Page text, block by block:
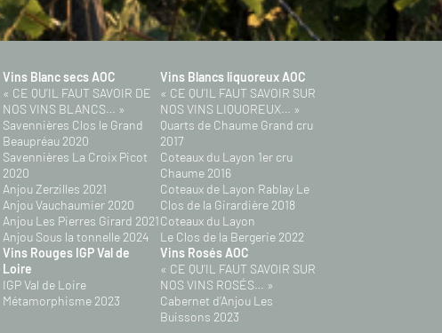
Vins Blanc secs AOC
« CE QU’IL FAUT SAVOIR DE
NOS VINS BLANCS… »
Savennières Clos le Grand
Beaupréau 2020
Savennières La Croix Picot
2020
Anjou Zerzilles 2021
Anjou Vauchaumier 2020
Anjou Les Pierres Girard 2021
Anjou Sous la tonnelle 2024
Vins Blancs liquoreux AOC
« CE QU’IL FAUT SAVOIR SUR
NOS VINS LIQUOREUX… »
Quarts de Chaume Grand cru
2017
Coteaux du Layon 1er cru
Chaume 2016
Coteaux de Layon Rablay Le
Clos de la Girardière 2018
Coteaux du Layon
Le Clos de la Bergerie 2022
Vins Rouges IGP Val de
Loire
IGP Val de Loire
Métamorphisme 2023
Vins Rosés AOC
« CE QU’IL FAUT SAVOIR SUR
NOS VINS ROSÉS… »
Cabernet d’Anjou Les
Buissons 2023